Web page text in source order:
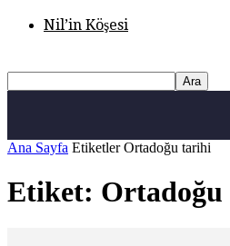
Nil’in Köşesi
Ana Sayfa Etiketler Ortadoğu tarihi
Etiket: